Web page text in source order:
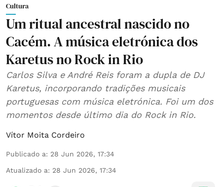
Cultura
Um ritual ancestral nascido no
Cacém. A música eletrónica dos
Karetus no Rock in Rio
Carlos Silva e André Reis foram a dupla de DJ
Karetus, incorporando tradições musicais
portuguesas com música eletrónica. Foi um dos
momentos desde último dia do Rock in Rio.
Vítor Moita Cordeiro
Publicado a: 28 Jun 2026, 17:34
Atualizado a: 28 Jun 2026, 17:34